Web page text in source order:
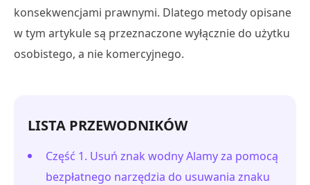
konsekwencjami prawnymi. Dlatego metody opisane
w tym artykule są przeznaczone wyłącznie do użytku
osobistego, a nie komercyjnego.
LISTA PRZEWODNIKÓW
Część 1. Usuń znak wodny Alamy za pomocą
bezpłatnego narzędzia do usuwania znaku